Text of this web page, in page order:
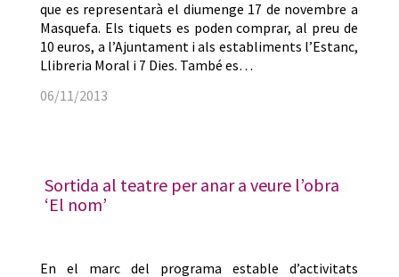
que es representarà el diumenge 17 de novembre a
Masquefa. Els tiquets es poden comprar, al preu de
10 euros, a l’Ajuntament i als establiments l’Estanc,
Llibreria Moral i 7 Dies. També es…
06/11/2013
Sortida al teatre per anar a veure l’obra
‘El nom’
En el marc del programa estable d’activitats